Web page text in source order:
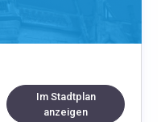
Im Stadtplan
anzeigen